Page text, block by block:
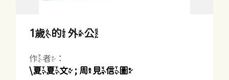
1歲的外公
作者：
\夏夏文 ; 周見信圖